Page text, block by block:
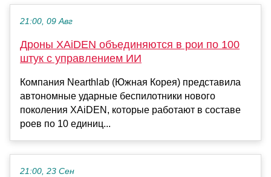
21:00, 09 Авг
Дроны XAiDEN объединяются в рои по 100
штук с управлением ИИ
Компания Nearthlab (Южная Корея) представила
автономные ударные беспилотники нового
поколения XAiDEN, которые работают в составе
роев по 10 единиц...
21:00, 23 Сен